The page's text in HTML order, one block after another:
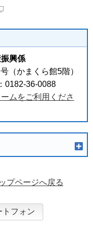
興係
（かまくら館5階）
0182-36-0088
ムをご利用くださ
プページへ戻る
トフォン